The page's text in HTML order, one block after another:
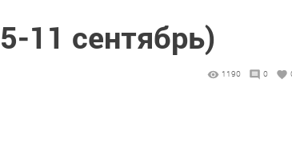
11 сентябрь)
1190 0